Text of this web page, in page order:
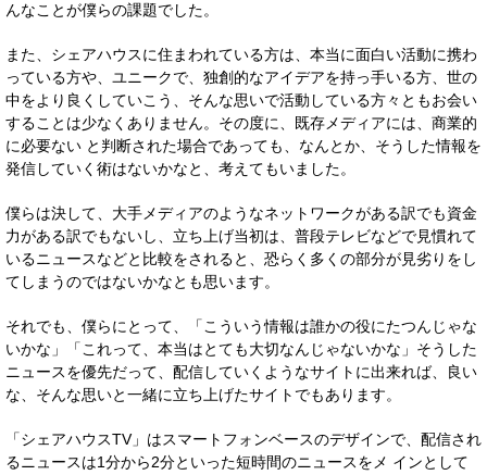
んなことが僕らの課題でした。
また、シェアハウスに住まわれている方は、本当に面白い活動に携わ
っている方や、ユニークで、独創的なアイデアを持っ手いる方、世の
中をより良くしていこう、そんな思いで活動している方々ともお会い
することは少なくありません。その度に、既存メディアには、商業的
に必要ない と判断された場合であっても、なんとか、そうした情報を
発信していく術はないかなと、考えてもいました。
僕らは決して、大手メディアのようなネットワークがある訳でも資金
力がある訳でもないし、立ち上げ当初は、普段テレビなどで見慣れて
いるニュースなどと比較をされると、恐らく多くの部分が見劣りをし
てしまうのではないかなとも思います。
それでも、僕らにとって、「こういう情報は誰かの役にたつんじゃな
いかな」「これって、本当はとても大切なんじゃないかな」そうした
ニュースを優先だって、配信していくようなサイトに出来れば、良い
な、そんな思いと一緒に立ち上げたサイトでもあります。
「シェアハウスTV」はスマートフォンベースのデザインで、配信され
るニュースは1分から2分といった短時間のニュースをメ インとして